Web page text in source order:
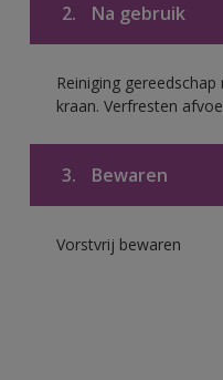
2. Na gebruik
Reiniging
kraan. Verfresten
3. Bewaren
Vorstvrij bewaren